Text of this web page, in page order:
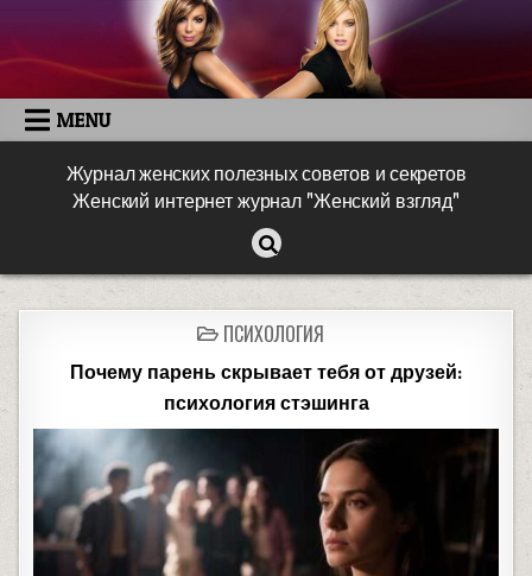
MENU
Журнал женских полезных советов и секретов
Женский интернет журнал "Женский взгляд"
ПСИХОЛОГИЯ
Почему парень скрывает тебя от друзей:
психология стэшинга